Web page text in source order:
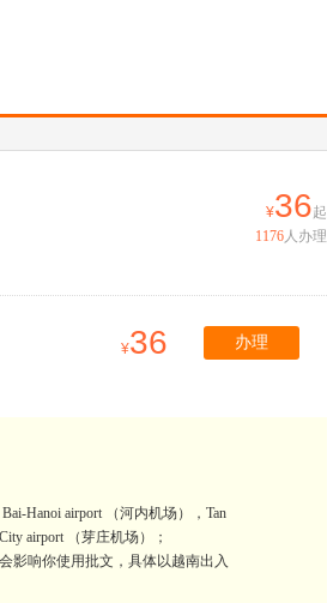
36起
1176人办理
36 办理
Hanoi airport （河内机场），Tan
airport （芽庄机场）；
影响你使用批文，具体以越南出入